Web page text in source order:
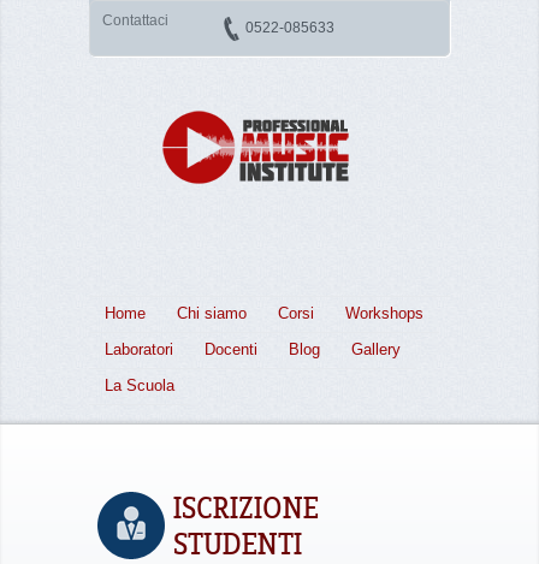
Contattaci 0522-085633
Home Chi siamo Corsi
Workshops
Laboratori
Docenti Blog
Gallery
La Scuola
ISCRIZIONE
STUDENTI